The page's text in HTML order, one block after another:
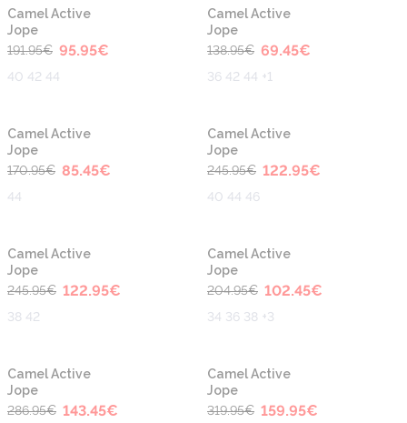
-50%
Camel Active
Jope
191.95€ 95.95€
40 42 44
-50%
Camel Active
Jope
138.95€ 69.45€
36 42 44 +1
-50%
Camel Active
Jope
170.95€ 85.45€
44
-50%
Camel Active
Jope
245.95€ 122.95€
40 44 46
-50%
Camel Active
Jope
245.95€ 122.95€
38 42
-50%
Camel Active
Jope
204.95€ 102.45€
34 36 38 +3
-50%
Camel Active
Jope
286.95€ 143.45€
-50%
Camel Active
Jope
319.95€ 159.95€